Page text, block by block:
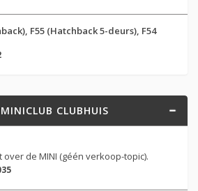
F55 (Hatchback 5-deurs), F54
CLUBHUIS
de MINI (géén verkoop-topic).